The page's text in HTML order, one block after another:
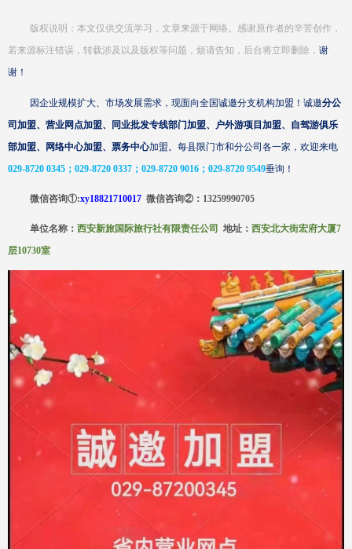
版权说明：本文仅供交流学习，文章来源于网络。感谢原作者的辛苦创作，
若来源标注错误，转载涉及以及版权等问题，烦请告知，后台将立即删除， 谢
谢！
因企业规模扩大、市场发展需求，现面向全国诚邀分支机构加盟！诚邀分公
司加盟、营业网点加盟、同业批发专线部门加盟、户外游项目加盟、自驾游俱乐
部加盟、网络中心加盟、票务中心加盟。每县限门市和分公司各一家，欢迎来电
029-8720 0345；029-8720 0337；029-8720 9016；029-8720 9549垂询！
微信咨询①:xy18821710017微信咨询② ： 13259990705
单位名称：西安新旅国际旅行社有限责任公司 地址：西安北大街宏府大厦7
层10730室